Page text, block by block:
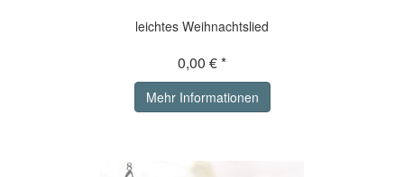
leichtes Weihnachtslied
0,00 € *
Mehr Informationen